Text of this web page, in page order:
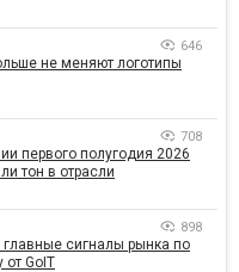
646
не меняют логотипы
708
первого полугодия 2026
тон в отрасли
898
главные сигналы рынка по
GoIT